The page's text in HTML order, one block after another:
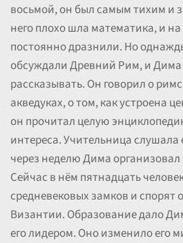
восьмой, он был самым тихим и
него плохо шла математика, и на
постоянно дразнили. Но
обсуждали Древний Рим, и Дима
рассказывать. Он говорил о
акведуках, о том, как устроена
он прочитал целую
интереса. Учительница слушала
через неделю Дима
Сейчас в нём пятнадцать
средневековых замков и спорят
Византии. Образование дало
его лидером. Оно изменило его